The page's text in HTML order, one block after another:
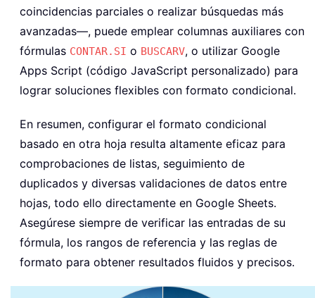
coincidencias parciales o realizar búsquedas más
avanzadas—, puede emplear columnas auxiliares con
fórmulas CONTAR.SI o BUSCARV, o utilizar Google
Apps Script (código JavaScript personalizado) para
lograr soluciones flexibles con formato condicional.
En resumen, configurar el formato condicional
basado en otra hoja resulta altamente eficaz para
comprobaciones de listas, seguimiento de
duplicados y diversas validaciones de datos entre
hojas, todo ello directamente en Google Sheets.
Asegúrese siempre de verificar las entradas de su
fórmula, los rangos de referencia y las reglas de
formato para obtener resultados fluidos y precisos.